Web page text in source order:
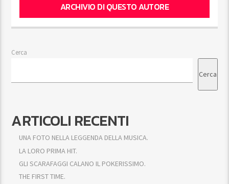
ARCHIVIO DI QUESTO AUTORE
Cerca
Cerca
ARTICOLI RECENTI
UNA FOTO NELLA LEGGENDA DELLA MUSICA.
LA LORO PRIMA HIT.
GLI SCARAFAGGI CALANO IL POKERISSIMO.
THE FIRST TIME.